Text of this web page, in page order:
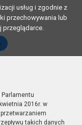
usług i zgodnie z
przechowywania lub
przeglądarce.
2016r. w
takich danych